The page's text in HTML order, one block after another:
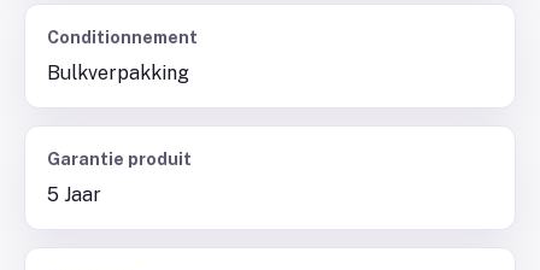
Conditionnement
Bulkverpakking
Garantie produit
5 Jaar